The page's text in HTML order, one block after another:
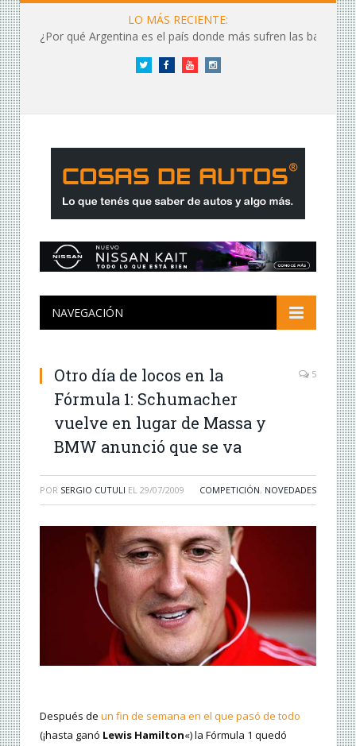
LO MÁS RECIENTE:
¿Por qué Argentina es el país donde más sufren las baterías?
Twitter FacebookYouTubeInstagram
NAVEGACIÓN
Otro día de locos en la
Fórmula 1: Schumacher
vuelve en lugar de Massa y
BMW anunció que se va
5
POR SERGIO CUTULI EL 29/07/2009 COMPETICIÓN, NOVEDADES
Después de un fin de semana en el que pasó de todo
(¡hasta ganó Lewis Hamilton«) la Fórmula 1 quedó